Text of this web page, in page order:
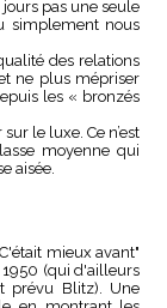
pas une seule
simplement nous
des relations
ne plus mépriser
les « bronzés
le luxe. Ce n’est
moyenne qui
aisée.
mieux avant"
(qui d'ailleurs
prévu Blitz). Une